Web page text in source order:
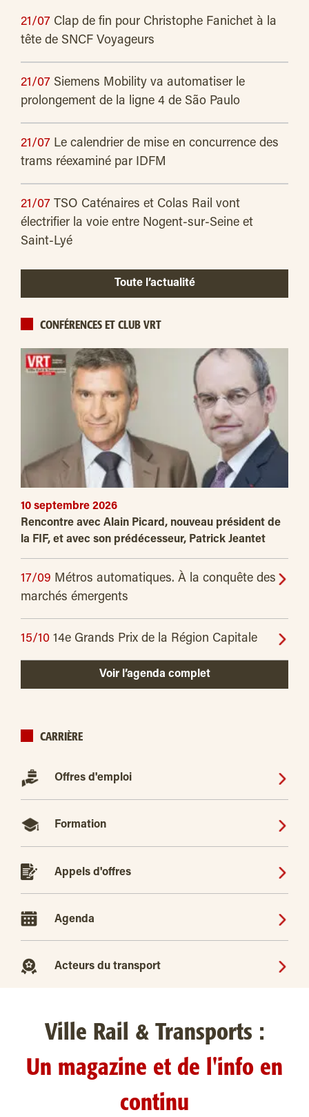
21/07 Clap de fin pour Christophe Fanichet à la
tête de SNCF Voyageurs
21/07 Siemens Mobility va automatiser le
prolongement de la ligne 4 de São Paulo
21/07 Le calendrier de mise en concurrence des
trams réexaminé par IDFM
21/07 TSO Caténaires et Colas Rail vont
électrifier la voie entre Nogent-sur-Seine et
Saint-Lyé
Toute l’actualité
CONFÉRENCES ET CLUB VRT
10 septembre 2026
Rencontre avec Alain Picard, nouveau président de
la FIF, et avec son prédécesseur, Patrick Jeantet
17/09 Métros automatiques. À la conquête des
marchés émergents
15/10 14e Grands Prix de la Région Capitale
Voir l’agenda complet
CARRIÈRE
Offres d'emploi
Formation
Appels d'offres
Agenda
Acteurs du transport
Ville Rail & Transports :
Un magazine et de l'info en
continu